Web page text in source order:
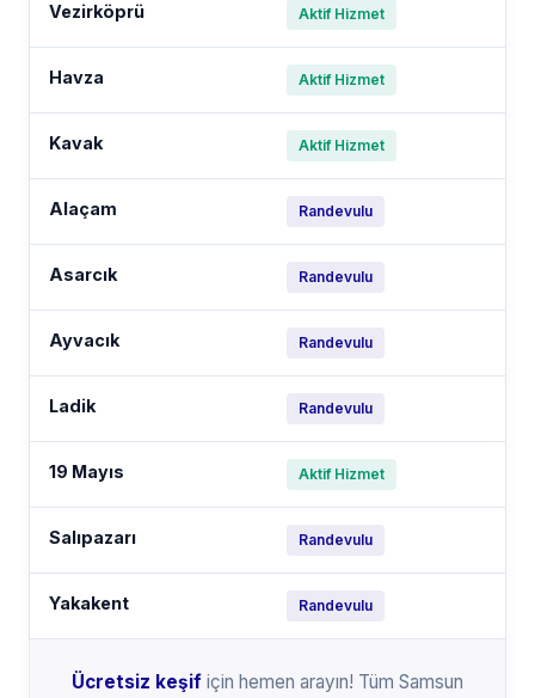
Vezirköprü Aktif Hizmet
Havza Aktif Hizmet
Kavak Aktif Hizmet
Alaçam Randevulu
Asarcık Randevulu
Ayvacık Randevulu
Ladik Randevulu
19 Mayıs Aktif Hizmet
Salıpazarı Randevulu
Yakakent Randevulu
Ücretsiz keşif için hemen arayın! Tüm Samsun